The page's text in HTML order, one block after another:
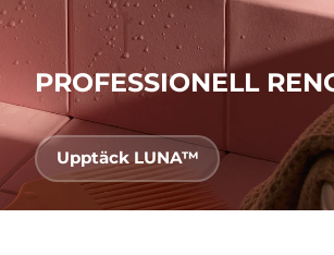
PROFESSIONELL
Upptäck LUNA™
Mina
Mina
FAQ™ Pure Beauty-Tech Elixir
issa™ Teeth Whitening Set
English Deutsch
Français
Italiano
Polski
Svenska
Türkçe
简体中文 繁
Leveransland